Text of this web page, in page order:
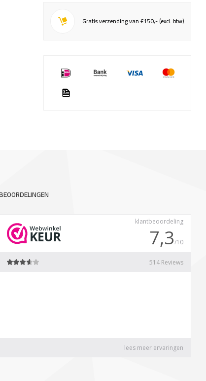
Gratis verzending van €150,- (excl. btw)